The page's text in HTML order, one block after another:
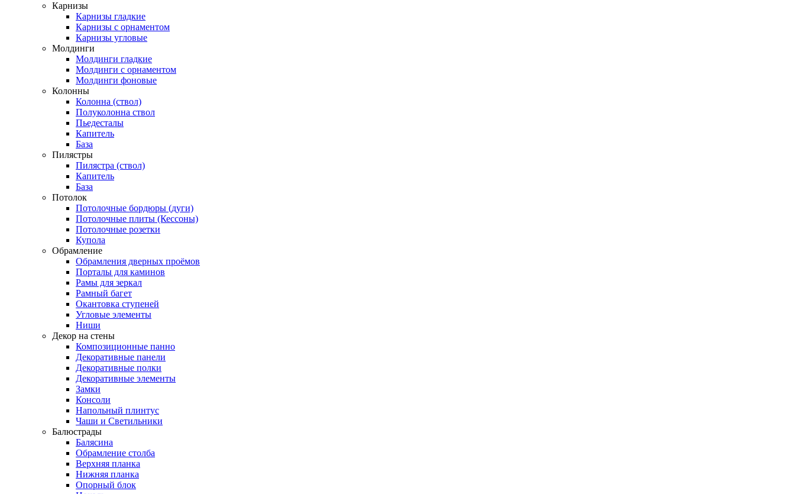
Карнизы
Карнизы гладкие
Карнизы с орнаментом
Карнизы угловые
Молдинги
Молдинги гладкие
Молдинги с орнаментом
Молдинги фоновые
Колонны
Колонна (ствол)
Полуколонна ствол
Пьедесталы
Капитель
База
Пилястры
Пилястра (ствол)
Капитель
База
Потолок
Потолочные бордюры (дуги)
Потолочные плиты (Кессоны)
Потолочные розетки
Купола
Обрамление
Обрамления дверных проёмов
Порталы для каминов
Рамы для зеркал
Рамный багет
Окантовка ступеней
Угловые элементы
Ниши
Декор на стены
Композиционные панно
Декоративные панели
Декоративные полки
Декоративные элементы
Замки
Консоли
Напольный плинтус
Чаши и Светильники
Балюстрады
Балясина
Обрамление столба
Верхняя планка
Нижняя планка
Опорный блок